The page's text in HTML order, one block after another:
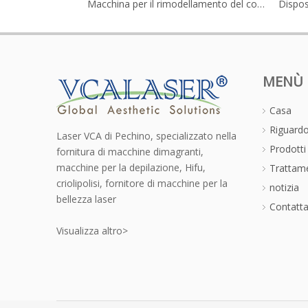
Macchina per il rimodellamento del corpo e il rafforzamento della pelle 3D HIFU
Laser VCA di Pechino, specializzato nella
fornitura di macchine dimagranti,
macchine per la depilazione, Hifu,
criolipolisi, fornitore di macchine per la
bellezza laser
Visualizza altro>
MENÙ
Casa
Prodotti
notizia